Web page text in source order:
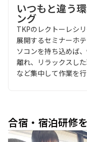
いつもと違う
ング
TKPのレクトーレシ
展開するセミナーホ
ソコンを持ち込めば
離れ、リラックスし
など集中して作業を行
合宿・宿泊研修